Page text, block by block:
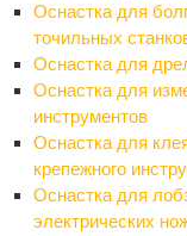
Оснастка для
точильных
Оснастка для
Оснастка для
инструментов
Оснастка для
крепежного
Оснастка для
электрических
2026 © Комфорт:
строительства
This site is protected
PolicyandTerms of
Каталог